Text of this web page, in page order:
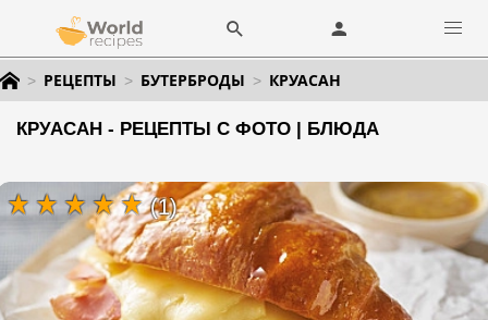
РЕЦЕПТЫ БУТЕРБРОДЫ КРУАСАН
КРУАСАН - РЕЦЕПТЫ С ФОТО | БЛЮДА
(1)